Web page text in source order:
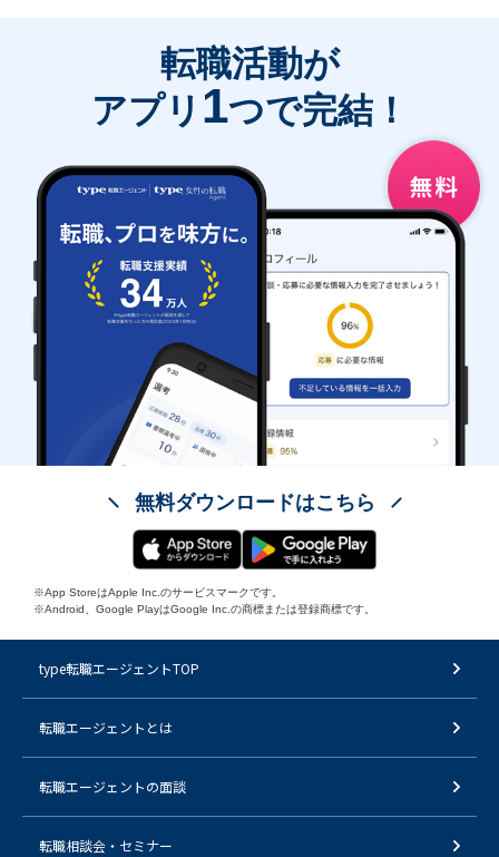
転職活動が
アプリ 1つで完結！
無料ダウンロードはこちら
※App StoreはApple Inc.のサービスマークです。
※Android、Google PlayはGoogle Inc.の商標または登録商標です。
type転職エージェントTOP
転職エージェントとは
転職エージェントの面談
転職相談会・セミナー